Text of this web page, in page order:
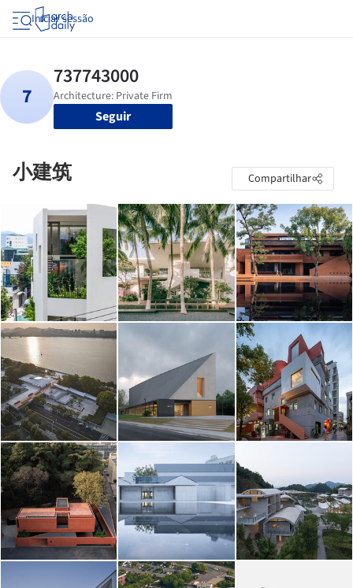
Iniciar sessão
Seguir
小建筑 Compartilhar